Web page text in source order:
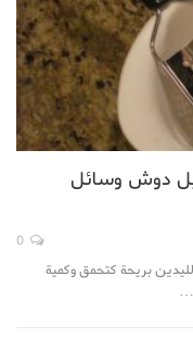
دوش وسائل
بريحة كتحمق وكمية